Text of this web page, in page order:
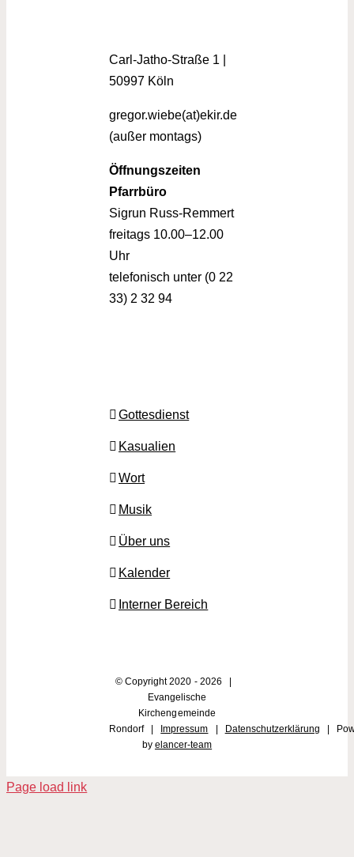
Carl-Jatho-Straße 1 |
50997 Köln
gregor.wiebe(at)ekir.de
(außer montags)
Öffnungszeiten
Pfarrbüro
Sigrun Russ-Remmert
freitags 10.00–12.00
Uhr
telefonisch unter (0 22
33) 2 32 94
Gottesdienst
Kasualien
Wort
Musik
Über uns
Kalender
Interner Bereich
© Copyright 2020 - 2026 |
Evangelische
Kirchengemeinde
Rondorf |
Impressum Datenschutzerklärung |
by elancer-team
Page load link